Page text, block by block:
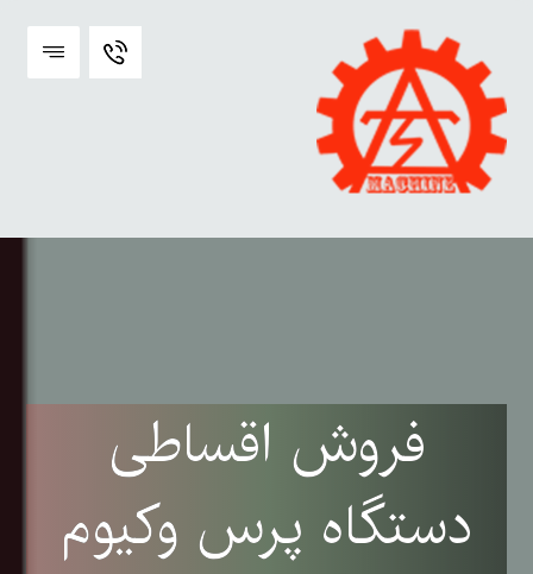
فروش اقساطی
دستگاه پرس وکیوم